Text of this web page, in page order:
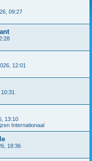
09:27
12:01
13:10
Internationaal
18:36